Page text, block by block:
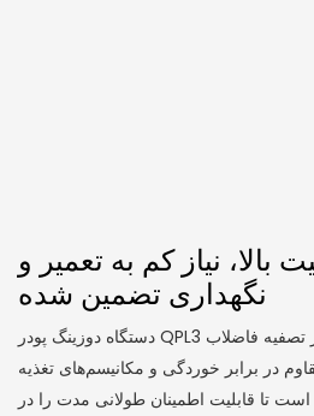
بالا، نیاز کم به تعمیر و
نگهداری تضمین شده
دستگاه دوزینگ پودر QPL3 که توسط یک برند معتبر تصفیه فاضلاب
در برابر خوردگی و مکانیسم‌های تغذیه
تا قابلیت اطمینان طولانی مدت را در